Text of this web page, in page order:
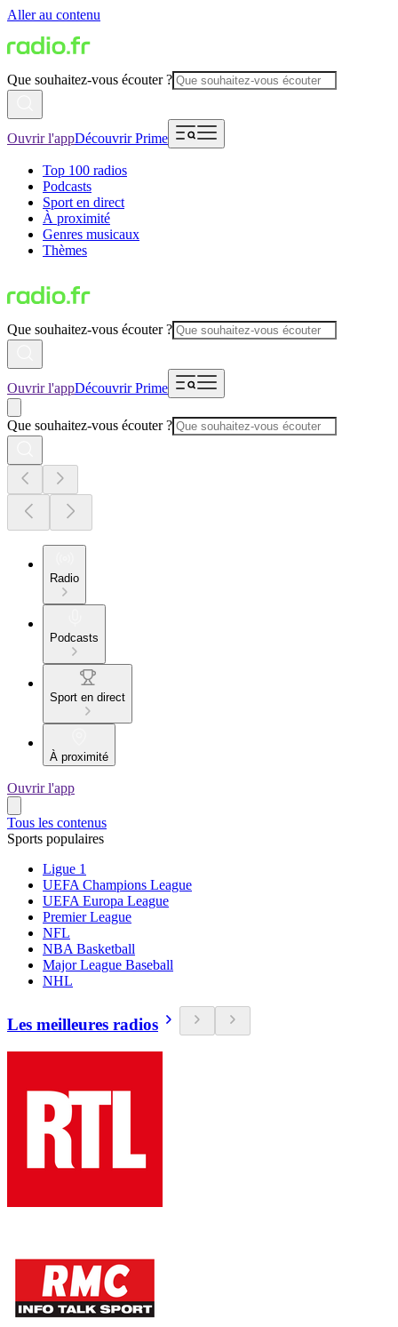
Aller au contenu
Que souhaitez-vous écouter ?
Ouvrir l'appDécouvrir Prime
Top 100 radios
Podcasts
Sport en direct
À proximité
Genres musicaux
Thèmes
Que souhaitez-vous écouter ?
Ouvrir l'appDécouvrir Prime
Que souhaitez-vous écouter ?
Radio
Podcasts
Sport en direct
À proximité
Ouvrir l'app
Tous les contenus
Sports populaires
Ligue 1
UEFA Champions League
UEFA Europa League
Premier League
NFL
NBA Basketball
Major League Baseball
NHL
Les meilleures radios